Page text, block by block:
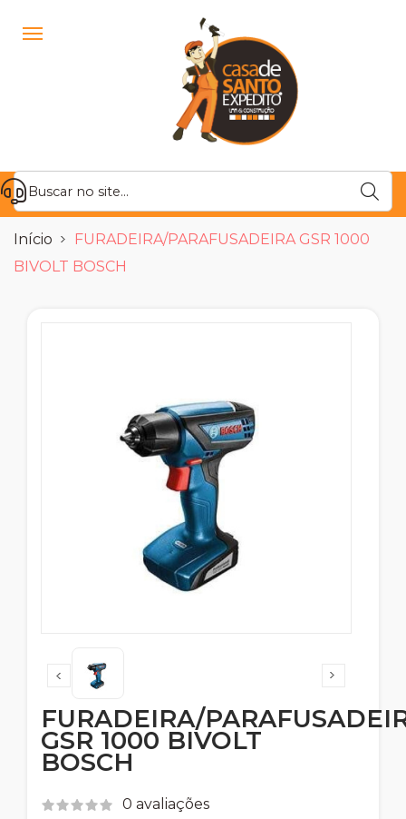
Início
FURADEIRA/PARAFUSADEIRA GSR 1000
BIVOLT BOSCH
FURADEIRA/
GSR 1000 BIVOLT
BOSCH
0 avaliações